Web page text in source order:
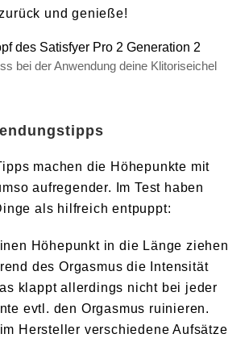
und genieße!
bei der Anwendung deine Klitoriseichel
machen die Höhepunkte mit
aufregender. Im Test haben
als hilfreich entpuppt:
Höhepunkt in die Länge ziehen
des Orgasmus die Intensität
klappt allerdings nicht bei jeder
evtl. den Orgasmus ruinieren.
Hersteller verschiedene Aufsätze